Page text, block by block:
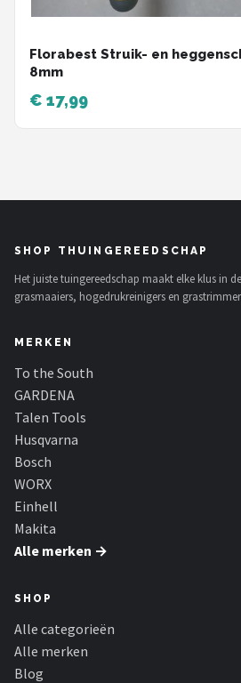
Florabest Struik- en
8mm
€ 17,99
SHOP THUINGEREEDSCHAP
Het juiste tuingereedschap maakt elke klus in
grasmaaiers, hogedrukreinigers en
MERKEN
To the South
GARDENA
Talen Tools
Husqvarna
Bosch
WORX
Einhell
Makita
Alle merken →
SHOP
Alle categorieën
Alle merken
Blog